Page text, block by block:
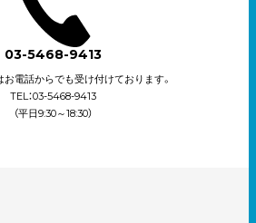
03-5468-9413
お電話からでも受け付けております。
TEL：03-5468-9413
（平日9:30～18:30）